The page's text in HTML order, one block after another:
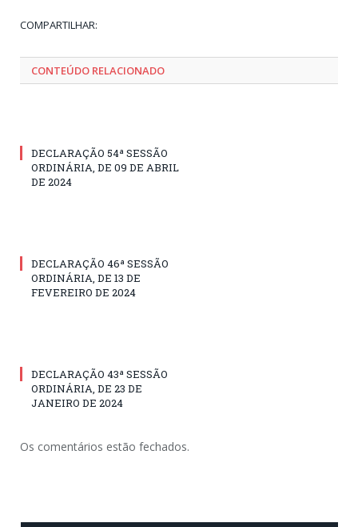
COMPARTILHAR:
CONTEÚDO RELACIONADO
DECLARAÇÃO 54ª SESSÃO
ORDINÁRIA, DE 09 DE ABRIL
DE 2024
DECLARAÇÃO 46ª SESSÃO
ORDINÁRIA, DE 13 DE
FEVEREIRO DE 2024
DECLARAÇÃO 43ª SESSÃO
ORDINÁRIA, DE 23 DE
JANEIRO DE 2024
Os comentários estão fechados.